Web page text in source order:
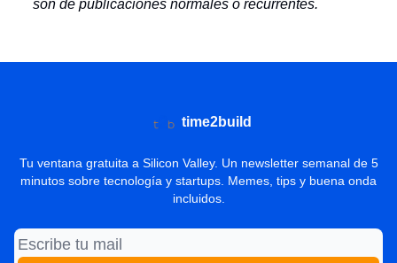
son de publicaciones normales o recurrentes.
time2build
Tu ventana gratuita a Silicon Valley. Un newsletter semanal de 5
minutos sobre tecnología y startups. Memes, tips y buena onda
incluidos.